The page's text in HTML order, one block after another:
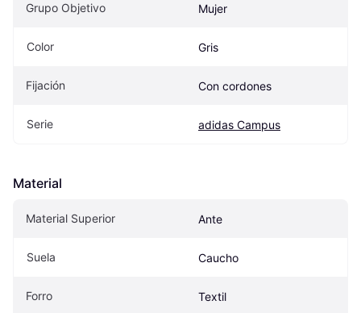
Grupo Objetivo Mujer
Color Gris
Fijación Con cordones
Serie adidas Campus
Material
Material Superior Ante
Suela Caucho
Forro Textil